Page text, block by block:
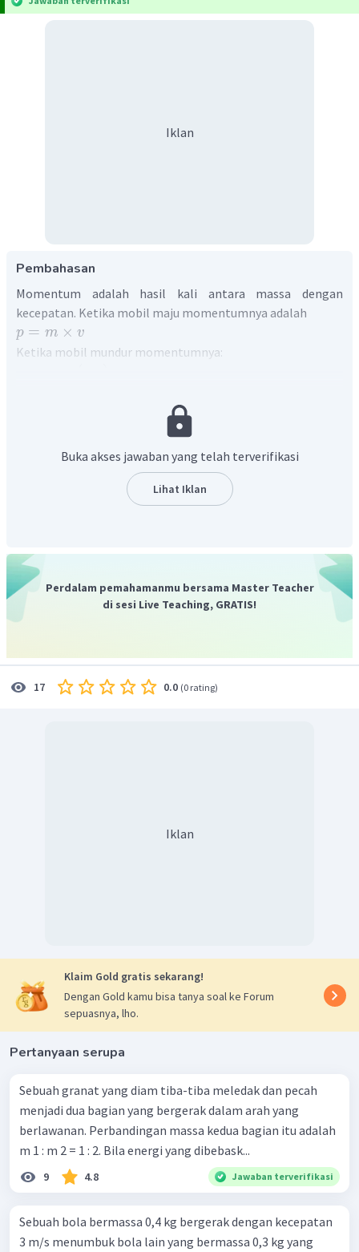
Iklan
Pembahasan
Momentum adalah hasil kali antara massa dengan
kecepatan. Ketika mobil maju momentumnya adalah
p = m × v
Ketika mobil mundur momentumnya:
momentum karena momentumnya sama hanya arah
Buka akses jawaban yang telah terverifikasi
Lihat Iklan
Perdalam pemahamanmu bersama Master Teacher
di sesi Live Teaching, GRATIS!
17 0.0 (0 rating)
Iklan
Klaim Gold gratis sekarang!
Dengan Gold kamu bisa tanya soal ke Forum
sepuasnya, lho.
Pertanyaan serupa
Sebuah granat yang diam tiba-tiba meledak dan pecah
menjadi dua bagian yang bergerak dalam arah yang
berlawanan. Perbandingan massa kedua bagian itu adalah
m 1 : m 2 = 1 : 2. Bila energi yang dibebask...
9 4.8 Jawaban terverifikasi
Sebuah bola bermassa 0,4 kg bergerak dengan kecepatan
3 m/s menumbuk bola lain yang bermassa 0,3 kg yang